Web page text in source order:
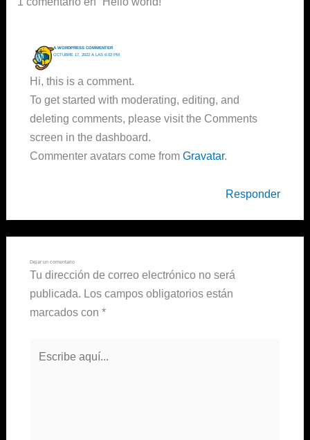
A WORDPRESS COMMENTER
OCTUBRE 17, 2022 A LAS 6:02 PM
Hi, this is a comment.
To get started with moderating, editing, and
deleting comments, please visit the Comments
screen in the dashboard.
Commenter avatars come from Gravatar.
Responder
Dejar un comentario
Tu dirección de correo electrónico no será
publicada. Los campos obligatorios están
marcados con *